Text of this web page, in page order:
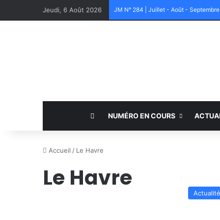
Jeudi, 6 Août 2026 JM N° 284 | Juillet - Août -
NUMÉRO EN COURS
Accueil / Le Havre
Le Havre